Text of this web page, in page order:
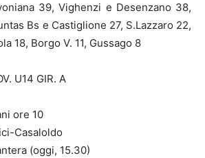
39, Vighenzi e Desenzano 38,
Bs e Castiglione 27, S.Lazzaro 22,
18, Borgo V. 11, Gussago 8
U14 GIR. A
ore 10
Casaloldo
(oggi, 15.30)